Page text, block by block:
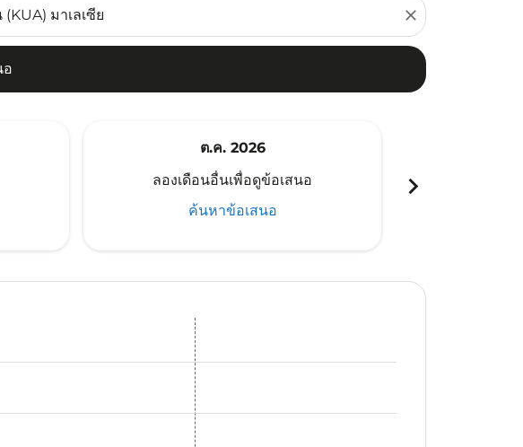
close
อ
ต.ค. 2026
ลองเดือนอื่นเพื่อดูข้อเสนอ
ค้นหาข้อเสนอ
chevron_right
offers-disclaimer. ค้นหาข้อเสนอ
view-offers-disclaimer. ค้นหาข้อเสนอ
cmp-view-offers-disclaimer. ค้นหาข้อเสนอ
cmp-view-offers-disclaimer. ค้นหาข้อเสนอ
CEI–KUA: cmp-view-offers-disclaimer. ค้นหาข้อเสนอ
CEI–KUA: cmp-view-offers-disclaimer. ค้นหาข้อเสนอ
CEI–KUA: cmp-view-offers-disclaimer. ค้นหาข้อเสนอ
CEI–KUA: cmp-view-offers-disclaimer. ค้นหาข้อเสนอ
CEI–KUA: cmp-view-offers-disclaimer. ค้นหาข้อเสนอ
CEI–KUA: cmp-view-offers-disclaimer. ค้นหาข้อเสนอ
CEI–KUA: cmp-view-offers-disclaimer. ค้นหาข้อเสนอ